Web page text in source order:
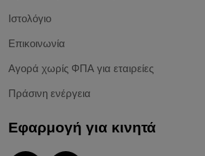
Ιστολόγιο
Επικοινωνία
Αγορά χωρίς ΦΠΑ για εταιρείες
Πράσινη ενέργεια
Εφαρμογή για κινητά